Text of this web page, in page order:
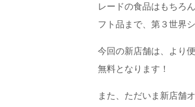
レードの食品はもちろ
フト品まで、第３世界
今回の新店舗は、より
無料となります！
また、ただいま新店舗